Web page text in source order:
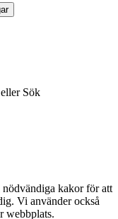
Sök
kakor för att
Vi använder också
webbplats.